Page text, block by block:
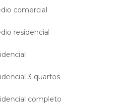
comercial
residencial
3 quartos
completo